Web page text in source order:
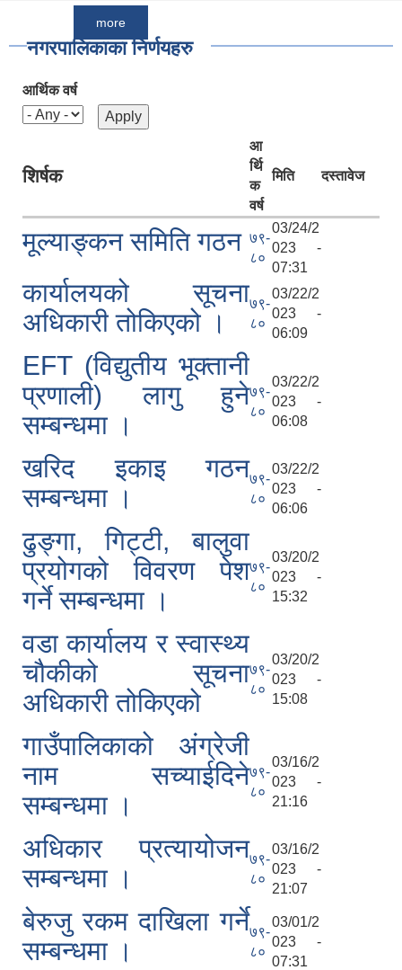
नगरपालिकाका निर्णयहरु
आर्थिक वर्ष
शिर्षक
आ
र्थि
क
वर्ष
मिति दस्तावेज
मूल्याङ्कन समिति गठन ७९-
८०
03/24/2
023 -
07:31
कार्यालयको सूचना
अधिकारी तोकिएको ।
७९-
८०
03/22/2
023 -
06:09
EFT (विद्युतीय भूक्तानी
प्रणाली) लागु हुने
सम्बन्धमा ।
७९-
८०
03/22/2
023 -
06:08
खरिद इकाइ गठन
सम्बन्धमा ।
७९-
८०
03/22/2
023 -
06:06
ढुङ्गा, गिट्टी, बालुवा
प्रयोगको विवरण पेश
गर्ने सम्बन्धमा ।
७९-
८०
03/20/2
023 -
15:32
वडा कार्यालय र स्वास्थ्य
चौकीको सूचना
अधिकारी तोकिएको
७९-
८०
03/20/2
023 -
15:08
गाउँपालिकाको अंग्रेजी
नाम सच्याईदिने
सम्बन्धमा ।
७९-
८०
03/16/2
023 -
21:16
अधिकार प्रत्यायोजन
सम्बन्धमा ।
७९-
८०
03/16/2
023 -
21:07
बेरुजु रकम दाखिला गर्ने
सम्बन्धमा ।
७९-
८०
03/01/2
023 -
07:31